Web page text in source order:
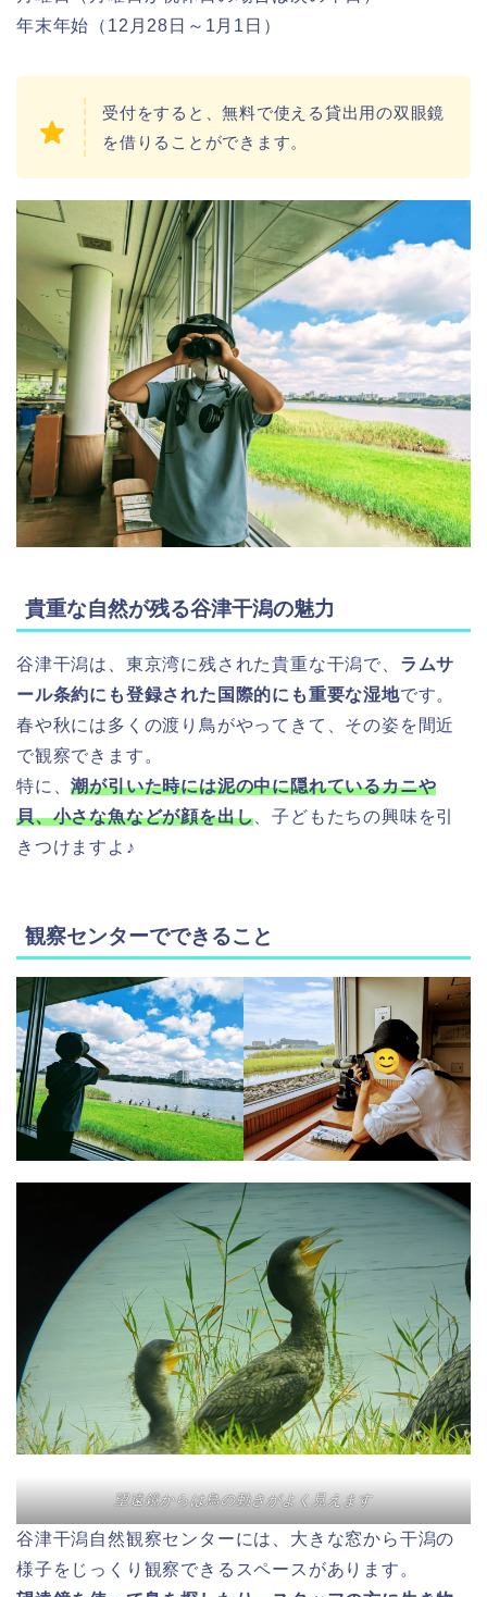
年末年始（12月28日～1月1日）
受付をすると、無料で使える貸出用の双眼鏡
を借りることができます。
貴重な自然が残る谷津干潟の魅力
谷津干潟は、東京湾に残された貴重な干潟で、 ラムサ
ール条約にも登録された国際的にも重要な湿地です。
春や秋には多くの渡り鳥がやってきて、その姿を間近
で観察できます。
特に、潮が引いた時には泥の中に隠れているカニや
貝、小さな魚などが顔を出し 、子どもたちの興味を引
きつけますよ♪
観察センターでできること
望遠鏡からは鳥の動きがよく見えます
谷津干潟自然観察センターには、大きな窓から干潟の
様子をじっくり観察できるスペースがあります。